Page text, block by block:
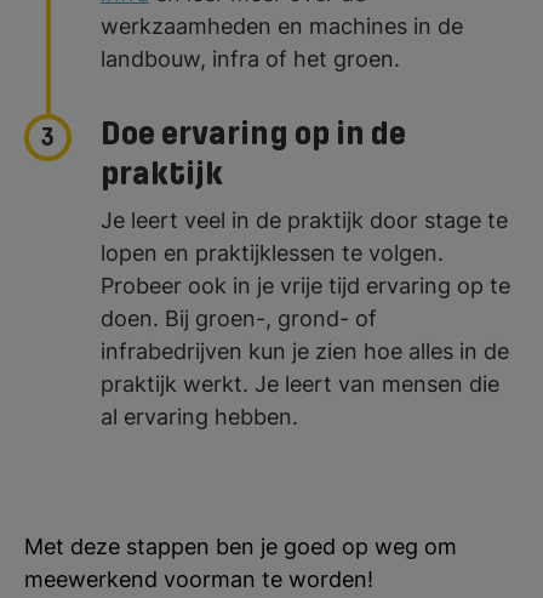
werkzaamheden en machines in de
landbouw, infra of het groen.
3
Doe ervaring op in de
praktijk
Je leert veel in de praktijk door stage te
lopen en praktijklessen te volgen.
Probeer ook in je vrije tijd ervaring op te
doen. Bij groen-, grond- of
infrabedrijven kun je zien hoe alles in de
praktijk werkt. Je leert van mensen die
al ervaring hebben.
Met deze stappen ben je goed op weg om
meewerkend voorman te worden!